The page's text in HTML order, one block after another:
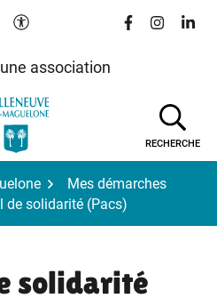
Paramètres d'accessibilité
Lien vers le
Lien vers
Lien
association
RECHERCHE
Mes démarches
de solidarité (Pacs)
solidarité